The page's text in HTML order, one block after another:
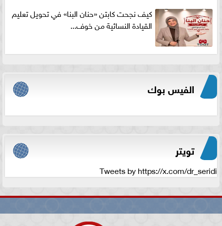
كيف نجحت كابتن «حنان البنا» في تحويل تعليم
القيادة النسائية من خوف...
الفيس بوك
تويتر
Tweets by https://x.com/dr_seridi